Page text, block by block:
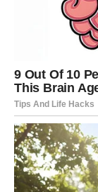
Za Škorpije i